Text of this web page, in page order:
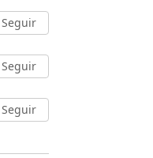
Seguir
Seguir
Seguir